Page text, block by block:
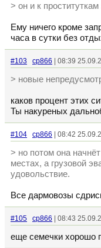
> он и к
Ему ничего кроме
часа в сутки без
#103 cp866 | 08:39
> новые
каков процент этих
Ты накуреных
#104 cp866 | 08:42
> но потом она
местах, а грузовой
удовольствие.
Все дармовозы
#105 cp866 | 08:43
еще семечки хорошо